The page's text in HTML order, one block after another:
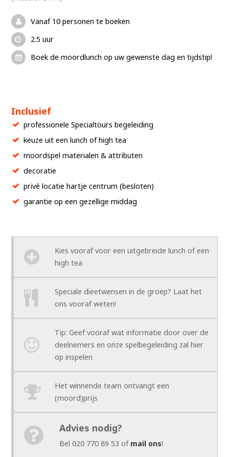
Vanaf 10 personen te boeken
2.5 uur
Boek de moordlunch op uw gewenste dag en tijdstip!
Inclusief
professionele Specialtours begeleiding
keuze uit een lunch of high tea
moordspel materialen & attributen
decoratie
privé locatie hartje centrum (besloten)
garantie op een gezellige middag
Kies vooraf voor een uitgebreide lunch of een
high tea
Speciale dieetwensen in de groep? Laat het
ons vooraf weten!
Tip: Geef vooraf wat informatie door over de
deelnemers en onze spelbegeleiding zal hier
op inspelen
Het winnende team ontvangt een
(moord)prijs
Advies nodig?
Bel 020 770 89 53 of mail ons!